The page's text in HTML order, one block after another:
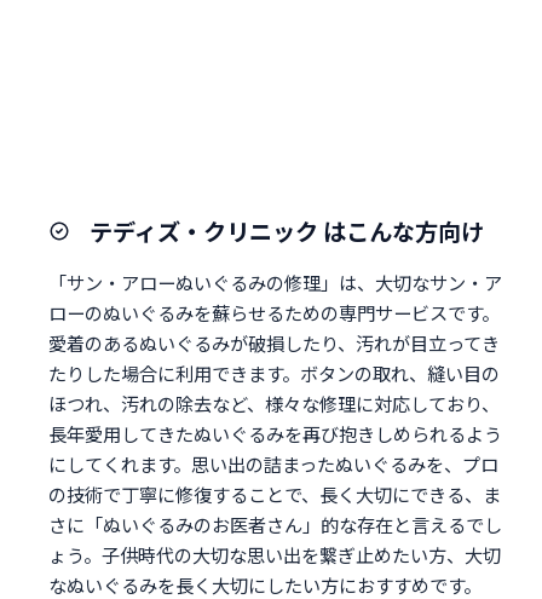
テディズ・クリニック はこんな方向け
「サン・アローぬいぐるみの修理」は、大切なサン・ア
ローのぬいぐるみを蘇らせるための専門サービスです。
愛着のあるぬいぐるみが破損したり、汚れが目立ってき
たりした場合に利用できます。ボタンの取れ、縫い目の
ほつれ、汚れの除去など、様々な修理に対応しており、
長年愛用してきたぬいぐるみを再び抱きしめられるよう
にしてくれます。思い出の詰まったぬいぐるみを、プロ
の技術で丁寧に修復することで、長く大切にできる、ま
さに「ぬいぐるみのお医者さん」的な存在と言えるでし
ょう。子供時代の大切な思い出を繋ぎ止めたい方、大切
なぬいぐるみを長く大切にしたい方におすすめです。